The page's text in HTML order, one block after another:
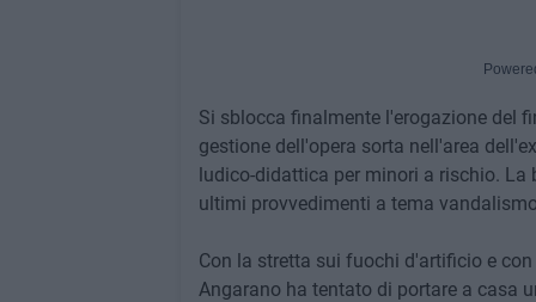
Si sblocca finalmente l'erogazione del
gestione dell'opera sorta nell'area
ludico-didattica per minori a rischio.
ultimi provvedimenti a tema
Con la stretta sui fuochi d'artificio e
Angarano ha tentato di portare a casa